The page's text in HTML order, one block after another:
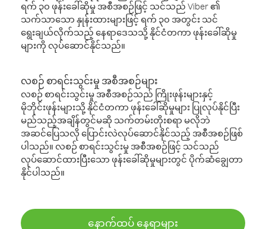
ရက် ၃၀ ဖုန်းခေါ်ဆိုမှု အစီအစဉ်ဖြင့် သင်သည် Viber ၏
သက်သာသော နှုန်းထားများဖြင့် ရက် ၃၀ အတွင်း သင်
ရွေးချယ်လိုက်သည့် နေရာဒေသသို့ နိုင်ငံတကာ ဖုန်းခေါ်ဆိုမှု
များကို လုပ်ဆောင်နိုင်သည်။
လစဉ် စာရင်းသွင်းမှု အစီအစဉ်များ
လစဉ် စာရင်းသွင်းမှု အစီအစဉ်သည် ကြိုးဖုန်းများနှင့်
မိုဘိုင်းဖုန်းများသို့ နိုင်ငံတကာ ဖုန်းခေါ်ဆိုမှုများ ပြုလုပ်နိုင်ပြီး
မည်သည့်အချိန်တွင်မဆို သက်တမ်းတိုးစရာ မလိုဘဲ
အဆင်ပြေသလို ပြောင်းလဲလုပ်ဆောင်နိုင်သည့် အစီအစဉ်ဖြစ်
ပါသည်။ လစဉ် စာရင်းသွင်းမှု အစီအစဉ်ဖြင့် သင်သည်
လုပ်ဆောင်ထားပြီးသော ဖုန်းခေါ်ဆိုမှုများတွင် ပိုက်ဆံချွေတာ
နိုင်ပါသည်။
နောက်ထပ် နေရာများ